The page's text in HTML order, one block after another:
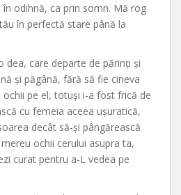
odihnă, ca prin somn. Mă rog
în perfectă stare până la
dea, care departe de părinți și
și păgână, fără să fie cineva
pe el, totuși i-a fost frică de
cu femeia aceea ușuratică,
decât să-și pângărească
ochii cerului asupra ta,
curat pentru a-L vedea pe